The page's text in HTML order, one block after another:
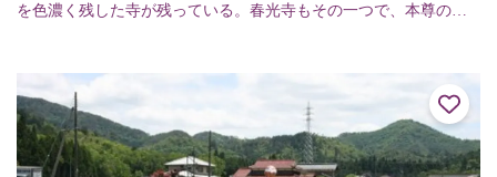
を色濃く残した寺が残っている。春光寺もその一つで、本尊の木
像の系統を受け継いで...